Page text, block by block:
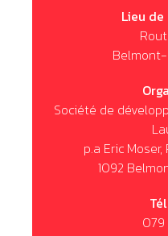
Lieu
Société de
p.a Eric
1092
079